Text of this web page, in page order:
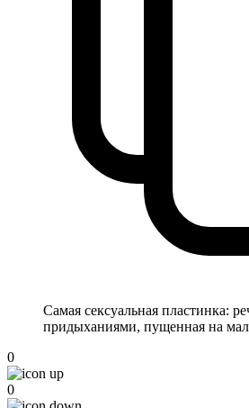
Самая сексуальная пластинка:
придыханиями, пущенная на
0
0